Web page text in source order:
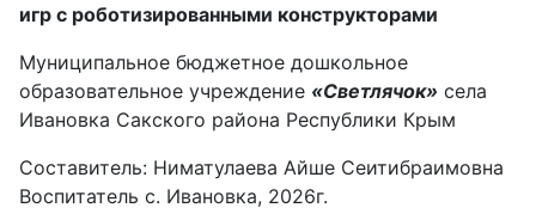
игр с роботизированными конструкторами
Муниципальное бюджетное дошкольное
образовательное учреждение «Светлячок» села
Ивановка Сакского района Республики Крым
Составитель: Ниматулаева Айше Сеитибраимовна
Воспитатель с. Ивановка, 2026г.